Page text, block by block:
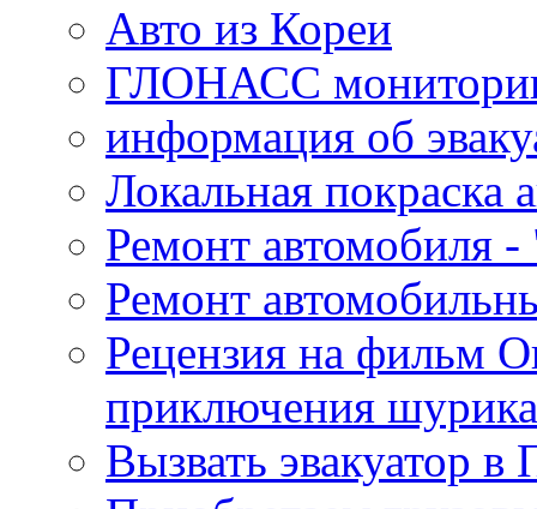
Авто из Кореи
ГЛОНАСС
информация об
Локальная покраска
Ремонт автомобиля -
Ремонт
Рецензия на фильм
приключения шурика
Вызвать эвакуатор в